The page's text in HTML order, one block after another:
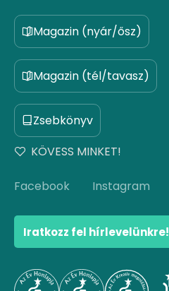
Magazin (nyár/ősz)
Magazin (tél/tavasz)
Zsebkönyv
KÖVESS MINKET!
Facebook Instagram
Iratkozz fel hírlevelünkre!